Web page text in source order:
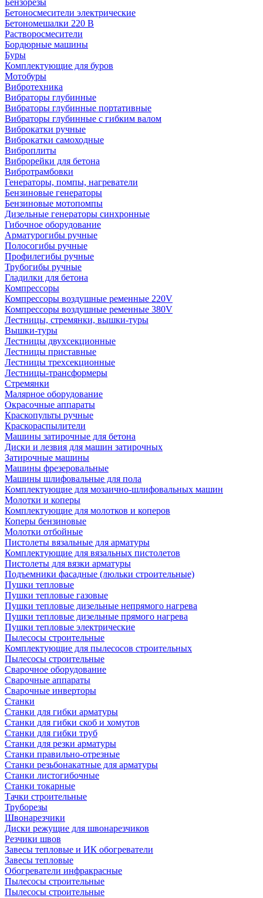
Бензорезы
Бетоносмесители электрические
Бетономешалки 220 В
Растворосмесители
Бордюрные машины
Буры
Комплектующие для буров
Мотобуры
Вибротехника
Вибраторы глубинные
Вибраторы глубинные портативные
Вибраторы глубинные с гибким валом
Виброкатки ручные
Виброкатки самоходные
Виброплиты
Виброрейки для бетона
Вибротрамбовки
Генераторы, помпы, нагреватели
Бензиновые генераторы
Бензиновые мотопомпы
Дизельные генераторы синхронные
Гибочное оборудование
Арматурогибы ручные
Полосогибы ручные
Профилегибы ручные
Трубогибы ручные
Гладилки для бетона
Компрессоры
Компрессоры воздушные ременные 220V
Компрессоры воздушные ременные 380V
Лестницы, стремянки, вышки-туры
Вышки-туры
Лестницы двухсекционные
Лестницы приставные
Лестницы трехсекционные
Лестницы-трансформеры
Стремянки
Малярное оборудование
Окрасочные аппараты
Краскопульты ручные
Краскораспылители
Машины затирочные для бетона
Диски и лезвия для машин затирочных
Затирочные машины
Машины фрезеровальные
Машины шлифовальные для пола
Комплектующие для мозаично-шлифовальных машин
Молотки и коперы
Комплектующие для молотков и коперов
Коперы бензиновые
Молотки отбойные
Пистолеты вязальные для арматуры
Комплектующие для вязальных пистолетов
Пистолеты для вязки арматуры
Подъемники фасадные (люльки строительные)
Пушки тепловые
Пушки тепловые газовые
Пушки тепловые дизельные непрямого нагрева
Пушки тепловые дизельные прямого нагрева
Пушки тепловые электрические
Пылесосы строительные
Комплектующие для пылесосов строительных
Пылесосы строительные
Сварочное оборудование
Сварочные аппараты
Сварочные инверторы
Станки
Станки для гибки арматуры
Станки для гибки скоб и хомутов
Станки для гибки труб
Станки для резки арматуры
Станки правильно-отрезные
Станки резьбонакатные для арматуры
Станки листогибочные
Станки токарные
Тачки строительные
Труборезы
Швонарезчики
Диски режущие для швонарезчиков
Резчики швов
Завесы тепловые и ИК обогреватели
Завесы тепловые
Обогреватели инфракрасные
Пылесосы строительные
Пылесосы строительные